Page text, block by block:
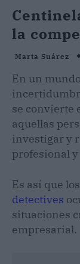
la
Marta Suárez
En un
se convierte
aquellas
investigar y
profesional
Es así que
detectives
situaciones
empresarial.